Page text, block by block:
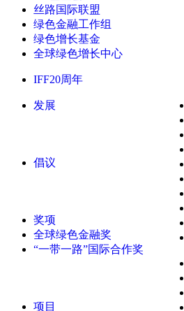
丝路国际联盟
绿色金融工作组
绿色增长基金
全球绿色增长中心
IFF20周年
发展
倡议
奖项
全球绿色金融奖
“一带一路”国际合作奖
项目